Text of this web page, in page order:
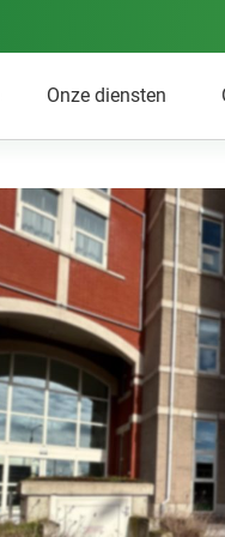
Onze diensten